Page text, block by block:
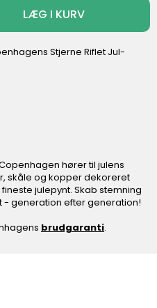
LÆG I KURV
Stjerne Riflet Jul-
hører til julens
skåle og kopper dekoreret
julepynt. Skab stemning
- generation efter generation!
brudgaranti.